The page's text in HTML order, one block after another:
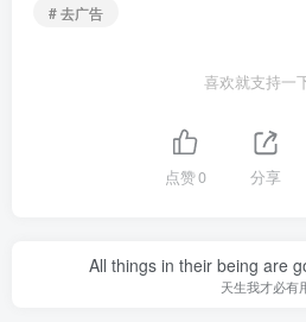
# 去广告
喜欢就支持一
点赞0 分享
All things in their being are
天生我才必有